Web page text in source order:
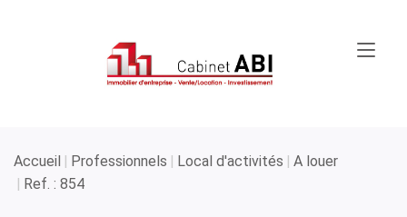
Accueil Professionnels Local d'activités
A louer
Ref. : 854